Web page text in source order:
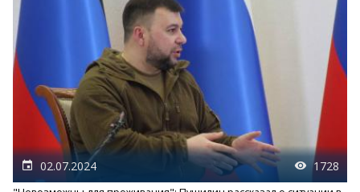
02.07.2024 1728